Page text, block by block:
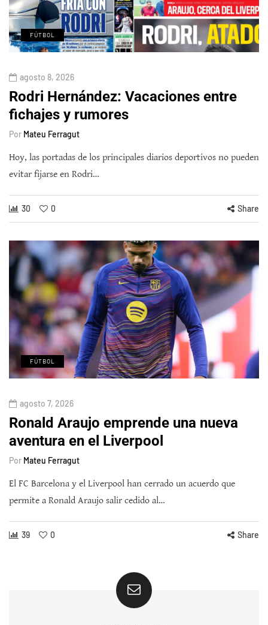
FÚTBOL
agosto 8, 2026
Rodri Hernández: Vacaciones entre
fichajes y rumores
Por Mateu Ferragut
Hoy, las portadas de los principales diarios deportivos no pueden
evitar fijarse en Rodri…
30 0 Share
FÚTBOL
agosto 7, 2026
Ronald Araujo emprende una nueva
aventura en el Liverpool
Por Mateu Ferragut
El FC Barcelona y el Liverpool han cerrado un acuerdo que
permite a Ronald Araujo salir cedido al…
39 0 Share